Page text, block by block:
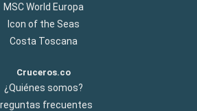
MSC World Europa
Icon of the Seas
Costa Toscana
Cruceros.co
¿Quiénes somos?
frecuentes